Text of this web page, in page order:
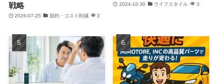
戦略
2026-07-25 節約・コスト削減 3
2024-10-30 ライフスタイル 3